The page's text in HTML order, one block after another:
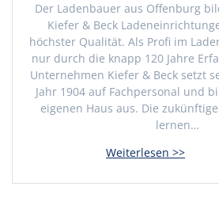
Der Ladenbauer aus Offenburg
Kiefer & Beck
höchster Qualität. Als Profi im
nur durch die knapp 120 Jahre
Unternehmen Kiefer & Beck setzt
Jahr 1904 auf Fachpersonal und
eigenen Haus aus. Die
lernen…